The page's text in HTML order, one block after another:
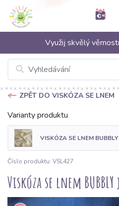
Využij skvělý
ZPĚT DO VISKÓZA SE LNEM
Varianty produktu
VISKÓZA SE LNEM BUBBLY
Číslo produktu: VSL427
Viskóza se lnem